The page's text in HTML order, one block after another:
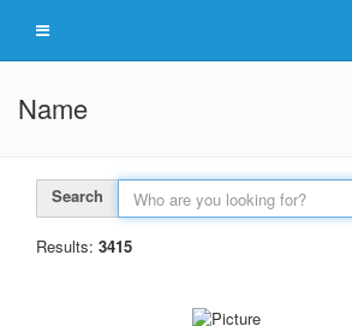
Name
Search
Results: 3415